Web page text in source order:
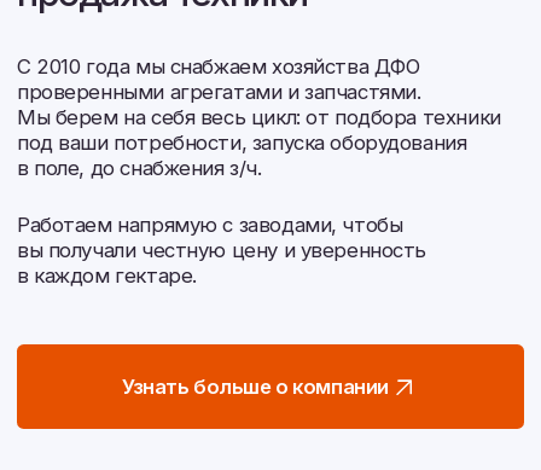
Контакты
Перезвонить вам?
Разработка сайта
2026 © Белагромаш-Восток. Все права защищены.